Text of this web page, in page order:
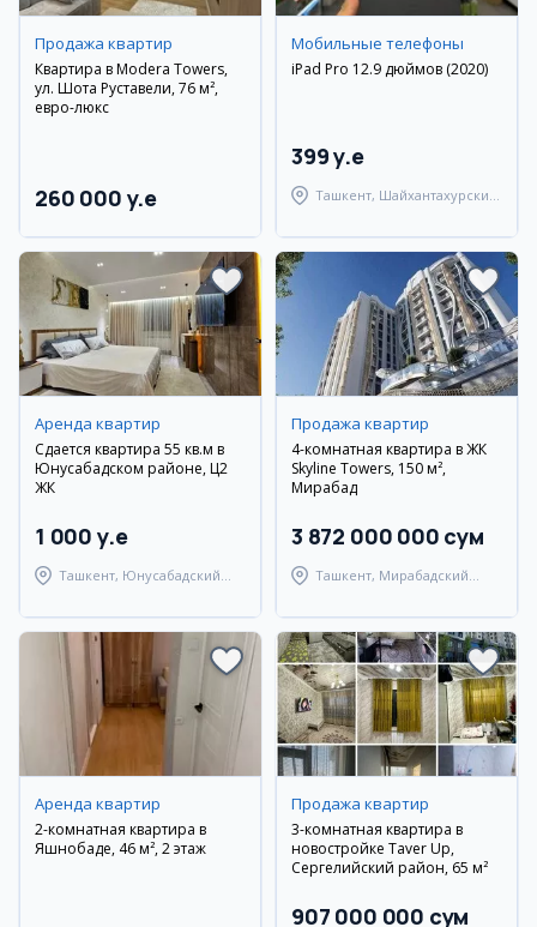
Продажа квартир
Квартира в Modera Towers,
ул. Шота Руставели, 76 м²,
евро-люкс
260 000 y.e
Мобильные телефоны
iPad Pro 12.9 дюймов (2020)
399 y.e
Ташкент, Шайхантахурский
Аренда квартир
Сдается квартира 55 кв.м в
Юнусабадском районе, Ц2
ЖК
1 000 y.e
Ташкент, Юнусабадский
Продажа квартир
4-комнатная квартира в ЖК
Skyline Towers, 150 м²,
Мирабад
3 872 000 000 сум
Ташкент, Мирабадский
Аренда квартир
2-комнатная квартира в
Яшнобаде, 46 м², 2 этаж
Продажа квартир
3-комнатная квартира в
новостройке Taver Up,
Сергелийский район, 65 м²
907 000 000 сум